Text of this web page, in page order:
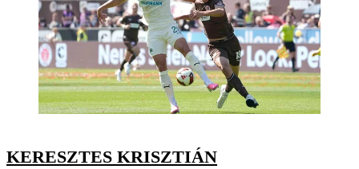
KERESZTES KRISZTIÁN